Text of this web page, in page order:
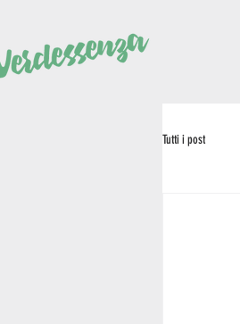
Tutti i post